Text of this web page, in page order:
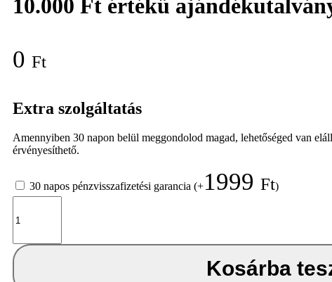
10.000 Ft értékű
0 Ft
Extra szolgáltatás
Amennyiben 30 napon belül meggondolod magad, lehetőséged van
érvényesíthető.
30 napos pénzvisszafizetési garancia (+1999 Ft)
Ft
értékű
mennyiség
Kosárba